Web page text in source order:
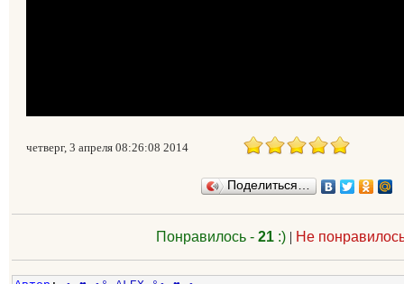
четверг, 3 апреля 08:26:08 2014
Поделиться…
Понравилось -21 :) | Не